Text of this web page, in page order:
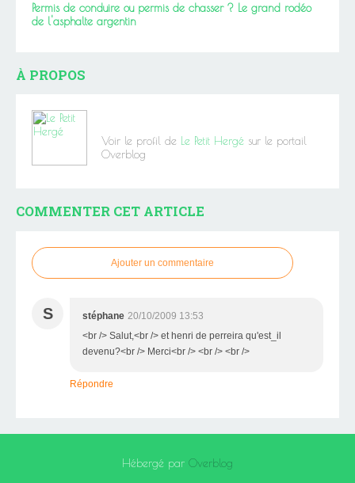
Permis de conduire ou permis de chasser ? Le grand rodéo
de l'asphalte argentin
À PROPOS
Voir le profil de Le Petit Hergé sur le portail
Overblog
COMMENTER CET ARTICLE
Ajouter un commentaire
S stéphane 20/10/2009 13:53
<br /> Salut,<br /> et henri de perreira qu'est_il
devenu?<br /> Merci<br /> <br /> <br />
Répondre
Hébergé par Overblog